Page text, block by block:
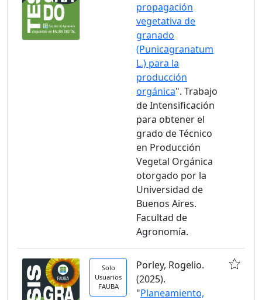
propagación
vegetativa de
granado
(Punicagranatum
L.) para la
producción
orgánica". Trabajo
de Intensificación
para obtener el
grado de Técnico
en Producción
Vegetal Orgánica
otorgado por la
Universidad de
Buenos Aires.
Facultad de
Agronomía.
Solo
Usuarios
FAUBA
Porley, Rogelio.
(2025).
"Planeamiento,